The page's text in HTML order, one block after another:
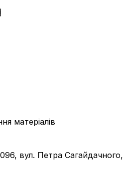
матеріалів
вул. Петра Сагайдачного,